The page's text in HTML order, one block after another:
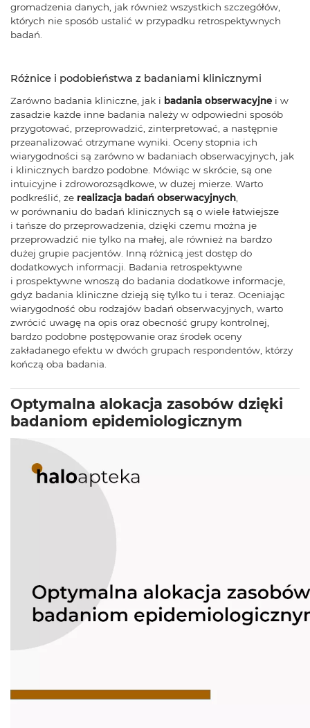
gromadzenia danych, jak również wszystkich szczegółów,
których nie sposób ustalić w przypadku retrospektywnych
badań.
Różnice i podobieństwa z badaniami klinicznymi
Zarówno badania kliniczne, jak i badania obserwacyjne i w
zasadzie każde inne badania należy w odpowiedni sposób
przygotować, przeprowadzić, zinterpretować, a następnie
przeanalizować otrzymane wyniki. Oceny stopnia ich
wiarygodności są zarówno w badaniach obserwacyjnych, jak
i klinicznych bardzo podobne. Mówiąc w skrócie, są one
intuicyjne i zdroworozsądkowe, w dużej mierze. Warto
podkreślić, że realizacja badań obserwacyjnych
w porównaniu do badań klinicznych są o wiele łatwiejsze
i tańsze do przeprowadzenia, dzięki czemu można je
przeprowadzić nie tylko na małej, ale również na bardzo
dużej grupie pacjentów. Inną różnicą jest dostęp do
dodatkowych informacji. Badania retrospektywne
i prospektywne wnoszą do badania dodatkowe informacje,
gdyż badania kliniczne dzieją się tylko tu i teraz. Oceniając
wiarygodność obu rodzajów badań obserwacyjnych, warto
zwrócić uwagę na opis oraz obecność grupy kontrolnej,
bardzo podobne postępowanie oraz środek oceny
zakładanego efektu w dwóch grupach respondentów, którzy
kończą oba badania.
Optymalna alokacja zasobów dzięki
badaniom epidemiologicznym